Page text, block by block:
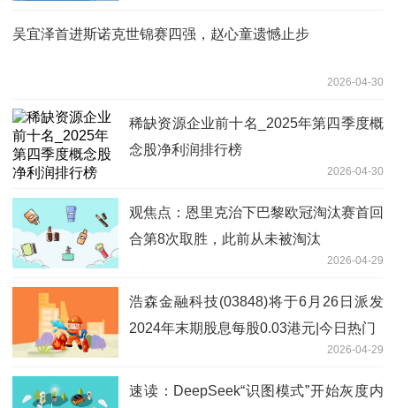
吴宜泽首进斯诺克世锦赛四强，赵心童遗憾止步
2026-04-30
稀缺资源企业前十名_2025年第四季度概
念股净利润排行榜
2026-04-30
观焦点：恩里克治下巴黎欧冠淘汰赛首回
合第8次取胜，此前从未被淘汰
2026-04-29
浩森金融科技(03848)将于6月26日派发
2024年末期股息每股0.03港元|今日热门
2026-04-29
速读：DeepSeek“识图模式”开始灰度内